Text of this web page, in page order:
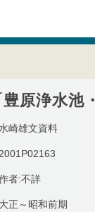
原浄水池
水崎雄文資料
2001P02163
者:不詳
大正～昭和前期